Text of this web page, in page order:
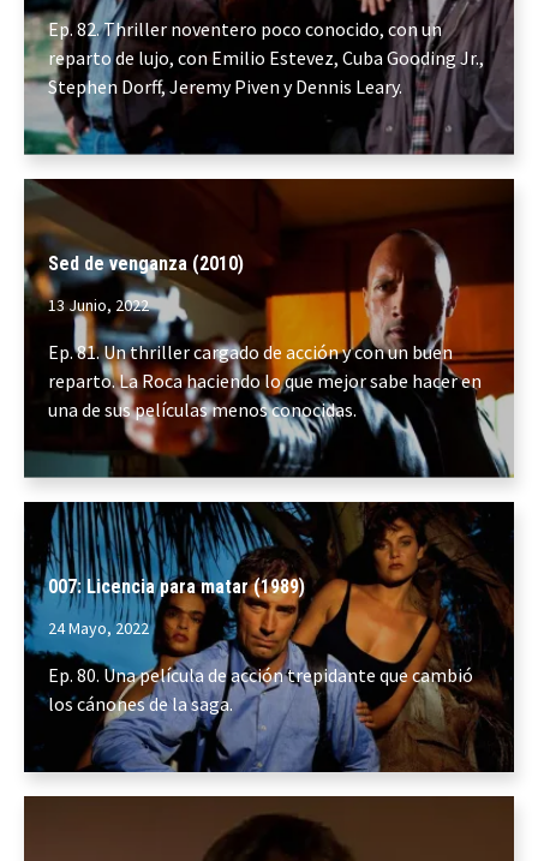
Ep. 82. Thriller noventero poco conocido, con un
reparto de lujo, con Emilio Estevez, Cuba Gooding Jr.,
Stephen Dorff, Jeremy Piven y Dennis Leary.
Sed de venganza (2010)
13 Junio, 2022
Ep. 81. Un thriller cargado de acción y con un buen
reparto. La Roca haciendo lo que mejor sabe hacer en
una de sus películas menos conocidas.
007: Licencia para matar (1989)
24 Mayo, 2022
Ep. 80. Una película de acción trepidante que cambió
los cánones de la saga.